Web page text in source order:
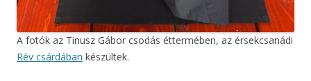
A fotók az Tinusz Gábor csodás éttermében, az érsekcsanádi
Rév csárdában készültek.